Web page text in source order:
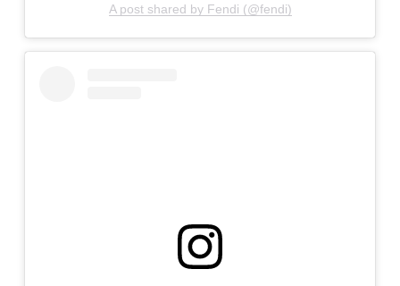
A post shared by Fendi (@fendi)